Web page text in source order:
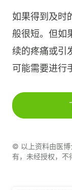
如果得到及时
般很短。但如
续的疼痛或引
可能需要进行
© 以上资料由医
有，未经授权，不